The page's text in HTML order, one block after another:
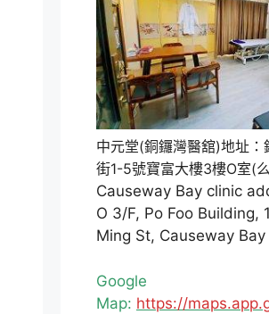
中元堂(銅鑼灣醫舘)地址：
街1-5號寶富大樓3樓O室(
Causeway Bay clinic
O 3/F, Po Foo Building,
Ming St, Causeway Bay
Google
Map: https://